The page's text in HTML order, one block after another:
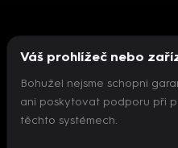
Nepodařilo se
Váš prohlížeč nebo
Bohužel nejsme schopni
ani poskytovat podporu při
těchto systémech.